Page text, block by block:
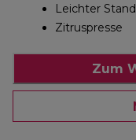
Leichter
Zitruspresse
Zum